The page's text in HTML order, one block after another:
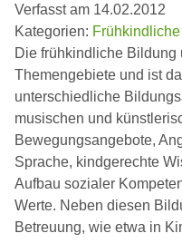
Verfasst am 14.02.2012
Kategorien:
Die frühkindliche Bildung
Themengebiete und ist
unterschiedliche
musischen und
Bewegungsangebote,
Sprache, kindgerechte
Aufbau sozialer
Werte. Neben diesen
Betreuung, wie etwa in